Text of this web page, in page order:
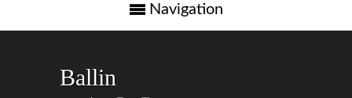
Navigation
Ballin